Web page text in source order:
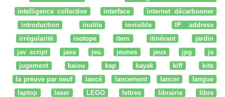
intelligence collective
interface
internet décarbonner
introduction
inutile invisible
IP address
irrégularité
isotope item itinérant
jardin
jav script
java jeu jeunes jeux jpg
js
jugement
kaiou kap kayak kiff
kite
la preuve par neuf
lancé lancement lancer
langue
laptop
laser LEGO lettres librairie
libre